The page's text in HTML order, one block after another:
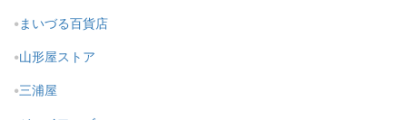
まいづる百貨店
山形屋ストア
三浦屋